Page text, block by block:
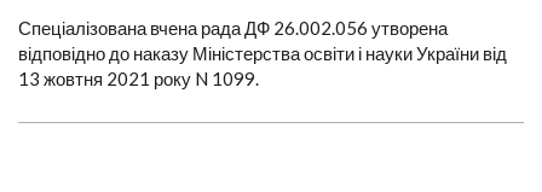
Спеціалізована вчена рада ДФ 26.002.056 утворена
відповідно до наказу Міністерства освіти і науки України від
13 жовтня 2021 року N 1099.